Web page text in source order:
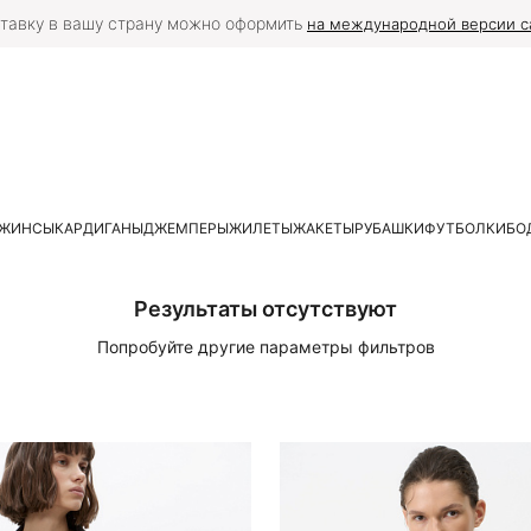
в вашу страну можно оформить на международной версии
КАРДИГАНЫДЖЕМПЕРЫЖИЛЕТЫЖАКЕТЫРУБАШКИФУТБОЛКИ
Результаты отсутствуют
Попробуйте другие параметры фильтров